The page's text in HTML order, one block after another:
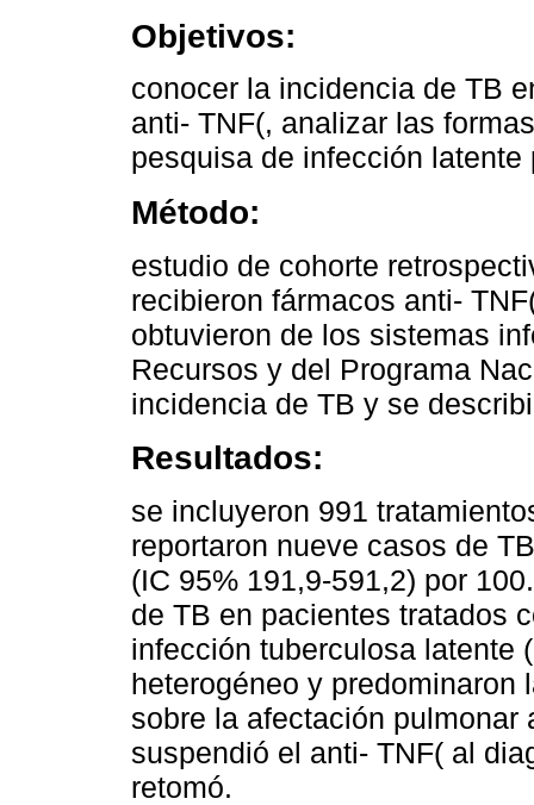
Objetivos:
conocer la incidencia de TB
anti- TNF(, analizar las
pesquisa de infección
Método:
estudio de cohorte
recibieron fármacos anti-
obtuvieron de los sistemas
Recursos y del Programa
incidencia de TB y se
Resultados:
se incluyeron 991
reportaron nueve casos de
(IC 95% 191,9-591,2) por
de TB en pacientes tratados
infección tuberculosa latente
heterogéneo y predominaron
sobre la afectación
suspendió el anti- TNF( al
retomó.